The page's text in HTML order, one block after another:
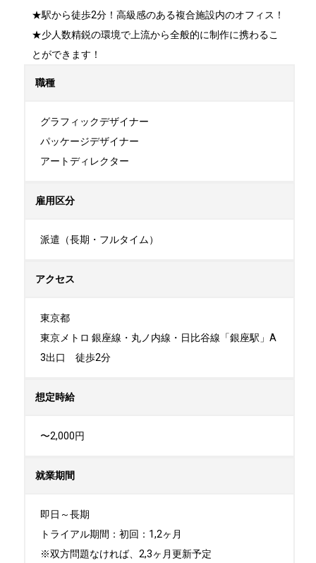
★駅から徒歩2分！高級感のある複合施設内のオフィス！
★少人数精鋭の環境で上流から全般的に制作に携わるこ
とができます！
職種
グラフィックデザイナー
パッケージデザイナー
アートディレクター
雇用区分
派遣（長期・フルタイム）
アクセス
東京都
東京メトロ 銀座線・丸ノ内線・日比谷線「銀座駅」A
3出口　徒歩2分
想定時給
〜2,000円
就業期間
即日～長期
トライアル期間：初回：1,2ヶ月
※双方問題なければ、2,3ヶ月更新予定